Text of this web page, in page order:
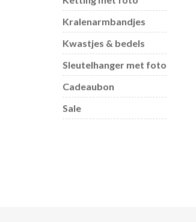
Kralenarmbandjes
Kwastjes & bedels
Sleutelhanger met foto
Cadeaubon
Sale